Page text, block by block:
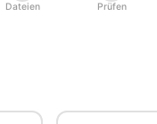
Dateien Prüfen